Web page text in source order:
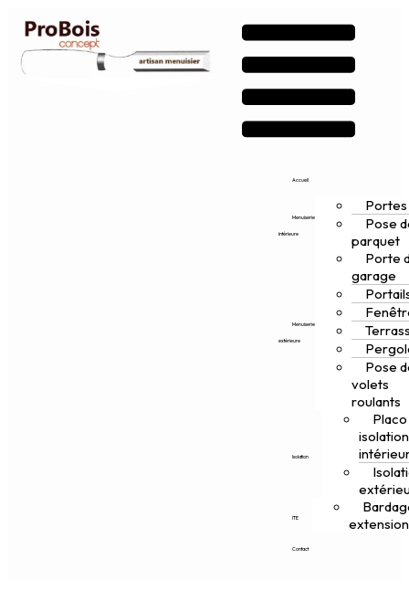
Accueil
Menuiserie
intérieure
Portes
Pose
parquet
Menuiserie
extérieure
Porte
garage
Pose
volets
roulants
Isolation
isolation
ITE
extension
Contact